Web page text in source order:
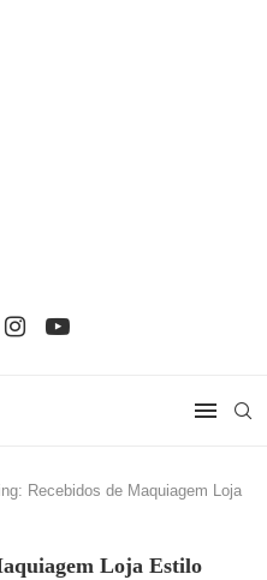
Recebidos de Maquiagem Loja
Loja Estilo